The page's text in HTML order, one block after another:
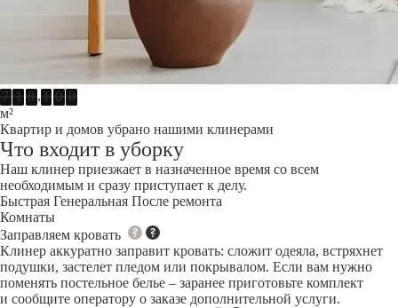
7 1 8,1 0 0
м²
Квартир и домов убрано нашими клинерами
Что входит в уборку
Наш клинер приезжает в назначенное время со всем
необходимым и сразу приступает к делу.
Быстрая Генеральная После ремонта
Комнаты
Заправляем кровать
Клинер аккуратно заправит кровать: сложит одеяла, встряхнет
подушки, застелет пледом или покрывалом. Если вам нужно
поменять постельное белье – заранее приготовьте комплект
и сообщите оператору о заказе дополнительной услуги.